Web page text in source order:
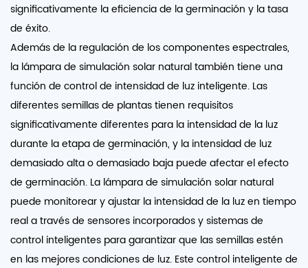
significativamente la eficiencia de la germinación y la tasa
de éxito.
Además de la regulación de los componentes espectrales,
la lámpara de simulación solar natural también tiene una
función de control de intensidad de luz inteligente. Las
diferentes semillas de plantas tienen requisitos
significativamente diferentes para la intensidad de la luz
durante la etapa de germinación, y la intensidad de luz
demasiado alta o demasiado baja puede afectar el efecto
de germinación. La lámpara de simulación solar natural
puede monitorear y ajustar la intensidad de la luz en tiempo
real a través de sensores incorporados y sistemas de
control inteligentes para garantizar que las semillas estén
en las mejores condiciones de luz. Este control inteligente de